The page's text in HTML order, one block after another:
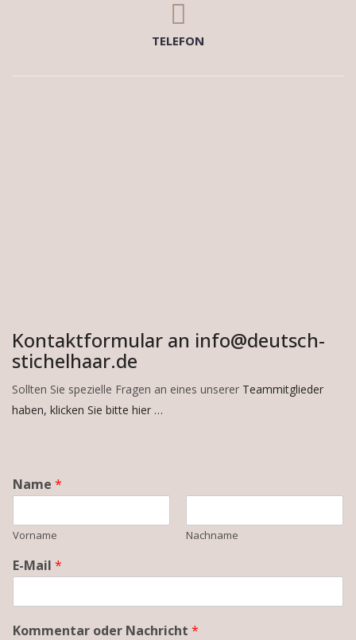
TELEFON
Kontaktformular an info@deutsch-
stichelhaar.de
Sollten Sie spezielle Fragen an eines unserer Teammitglieder
haben, klicken Sie bitte hier …
Name *
Vorname Nachname
E-Mail *
Kommentar oder Nachricht *